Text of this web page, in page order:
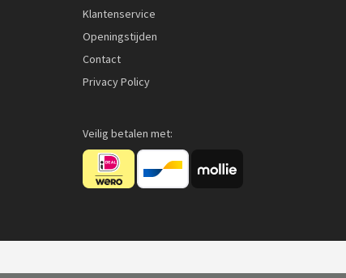
Klantenservice
Openingstijden
Contact
Privacy Policy
Veilig betalen met: